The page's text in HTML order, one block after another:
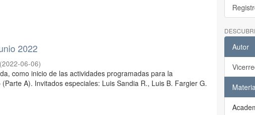
2022
(2022-06-06)
como inicio de las actividades programadas para la
A). Invitados especiales: Luis Sandia R., Luis B. Fargier G.
Autor